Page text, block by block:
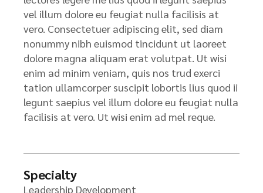
vel illum dolore eu feugiat nulla facilisis at
vero. Consectetuer adipiscing elit, sed diam
nonummy nibh euismod tincidunt ut laoreet
dolore magna aliquam erat volutpat. Ut wisi
enim ad minim veniam, quis nos trud exerci
tation ullamcorper suscipit lobortis lius quod ii
legunt saepius vel illum dolore eu feugiat nulla
facilisis at vero. Ut wisi enim ad mel reque.
Specialty
Leadership Development